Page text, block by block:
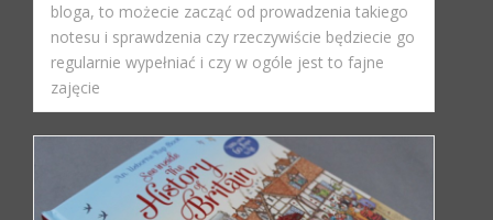
bloga, to możecie zacząć od prowadzenia takiego
notesu i sprawdzenia czy rzeczywiście będziecie go
regularnie wypełniać i czy w ogóle jest to fajne
zajęcie